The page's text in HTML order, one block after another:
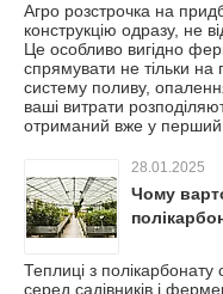
Агро розстрочка на
конструкцію одразу, не
Це особливо вигідно
спрямувати не тільки
систему поливу,
ваші витрати
отриманий вже у перший
28.01.2025
Чому
Теплиці з полікарбонату
серед садівників і